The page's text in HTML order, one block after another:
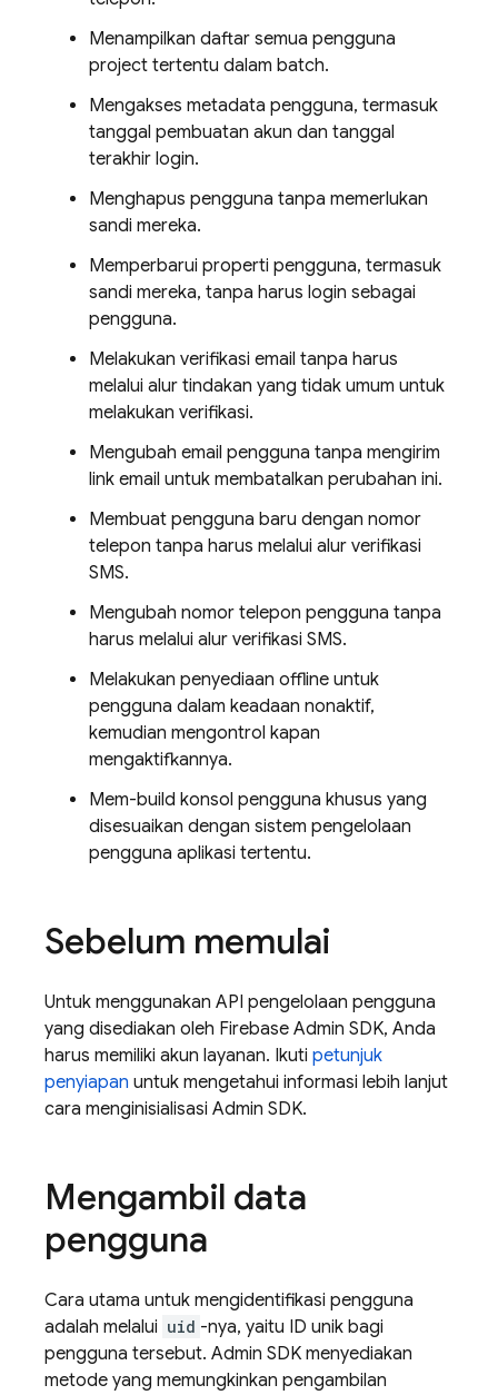
Menampilkan daftar semua pengguna
project tertentu dalam batch.
Mengakses metadata pengguna, termasuk
tanggal pembuatan akun dan tanggal
terakhir login.
Menghapus pengguna tanpa memerlukan
sandi mereka.
Memperbarui properti pengguna, termasuk
sandi mereka, tanpa harus login sebagai
pengguna.
Melakukan verifikasi email tanpa harus
melalui alur tindakan yang tidak umum untuk
melakukan verifikasi.
Mengubah email pengguna tanpa mengirim
link email untuk membatalkan perubahan ini.
Membuat pengguna baru dengan nomor
telepon tanpa harus melalui alur verifikasi
SMS.
Mengubah nomor telepon pengguna tanpa
harus melalui alur verifikasi SMS.
Melakukan penyediaan offline untuk
pengguna dalam keadaan nonaktif,
kemudian mengontrol kapan
mengaktifkannya.
Mem-build konsol pengguna khusus yang
disesuaikan dengan sistem pengelolaan
pengguna aplikasi tertentu.
Sebelum memulai
Untuk menggunakan API pengelolaan pengguna
yang disediakan oleh Firebase Admin SDK, Anda
harus memiliki akun layanan. Ikuti petunjuk
penyiapan untuk mengetahui informasi lebih lanjut
cara menginisialisasi Admin SDK.
Mengambil data
pengguna
Cara utama untuk mengidentifikasi pengguna
adalah melalui uid -nya, yaitu ID unik bagi
pengguna tersebut. Admin SDK menyediakan
metode yang memungkinkan pengambilan